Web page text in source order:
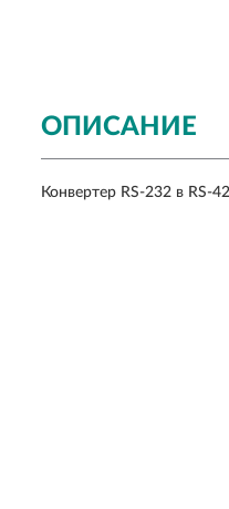
ОПИСАНИЕ
Конвертер RS-232 в